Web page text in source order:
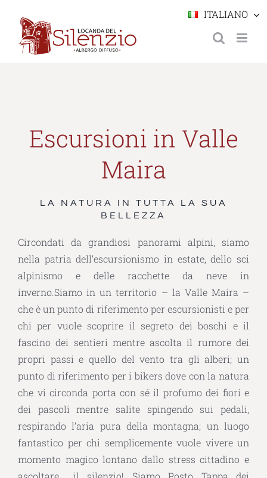
contenuto
ITALIANO
Escursioni in Valle
Maira
LA NATURA IN TUTTA LA SUA
BELLEZZA
Circondati da grandiosi panorami alpini, siamo
nella patria dell’escursionismo in estate, dello sci
alpinismo e delle racchette da neve in
inverno.Siamo in un territorio – la Valle Maira –
che è un punto di riferimento per escursionisti e per
chi per vuole scoprire il segreto dei boschi e il
fascino dei sentieri mentre ascolta il rumore dei
propri passi e quello del vento tra gli alberi; un
punto di riferimento per i bikers dove con la natura
che vi circonda porta con sé il profumo dei fiori e
dei pascoli mentre salite spingendo sui pedali,
respirando l’aria pura della montagna; un luogo
fantastico per chi semplicemente vuole vivere un
momento magico lontano dallo stress cittadino e